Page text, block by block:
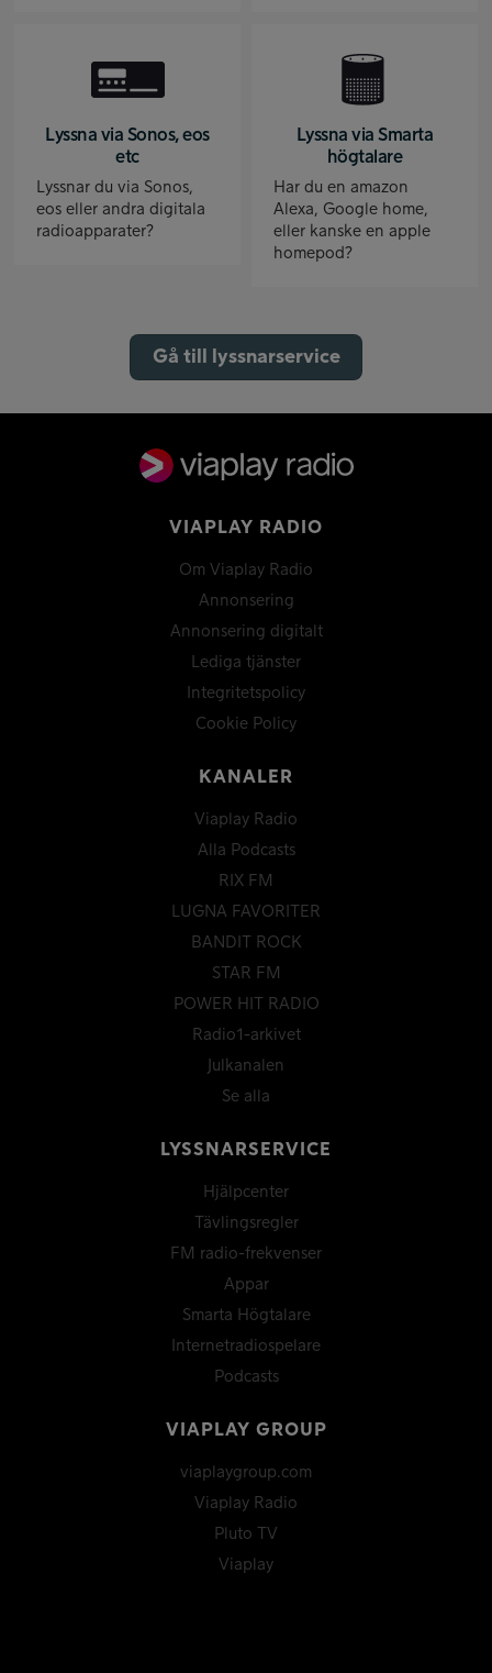
Lyssna via Sonos, eos
etc
Lyssnar du via Sonos,
eos eller andra digitala
radioapparater?
Lyssna via Smarta
högtalare
Har du en amazon
Alexa, Google home,
eller kanske en apple
homepod?
Gå till lyssnarservice
VIAPLAY RADIO
Om Viaplay Radio
Annonsering
Annonsering digitalt
Lediga tjänster
Integritetspolicy
Cookie Policy
KANALER
Viaplay Radio
Alla Podcasts
RIX FM
LUGNA FAVORITER
BANDIT ROCK
STAR FM
POWER HIT RADIO
Radio1-arkivet
Julkanalen
Se alla
LYSSNARSERVICE
Hjälpcenter
Tävlingsregler
FM radio-frekvenser
Appar
Smarta Högtalare
Internetradiospelare
Podcasts
VIAPLAY GROUP
viaplaygroup.com
Viaplay Radio
Pluto TV
Viaplay